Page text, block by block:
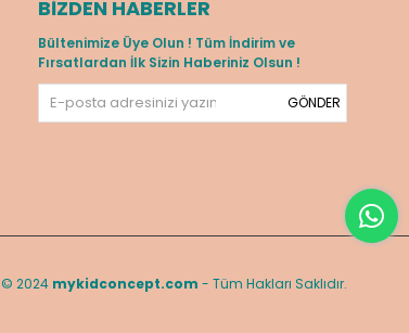
BIZDEN HABERLER
Bültenimize Üye Olun ! Tüm İndirim ve
Fırsatlardan İlk Sizin Haberiniz Olsun !
GÖNDER
© 2024 mykidconcept.com - Tüm Hakları Saklıdır.